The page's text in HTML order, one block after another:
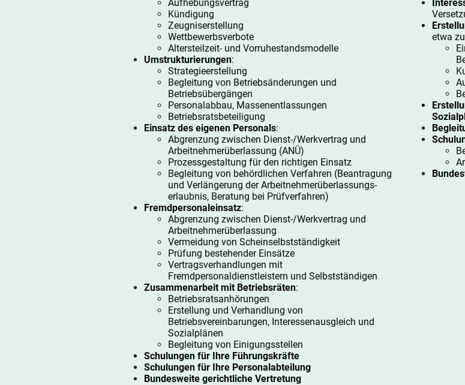
Aufhebungsvertrag
Kündigung
Zeugniserstellung
Wettbewerbsverbote
Altersteilzeit- und Vorruhestandsmodelle
Umstrukturierungen:
Strategieerstellung
Begleitung von Betriebsänderungen und
Betriebsübergängen
Personalabbau, Massenentlassungen
Betriebsratsbeteiligung
Einsatz des eigenen Personals:
Abgrenzung zwischen Dienst-/Werkvertrag und
Arbeitnehmerüberlassung (ANÜ)
Prozessgestaltung für den richtigen Einsatz
Begleitung von behördlichen Verfahren (Beantragung
und Verlängerung der Arbeitnehmerüberlassungs-
erlaubnis, Beratung bei Prüfverfahren)
Fremdpersonaleinsatz:
Abgrenzung zwischen Dienst-/Werkvertrag und
Arbeitnehmerüberlassung
Vermeidung von Scheinselbstständigkeit
Prüfung bestehender Einsätze
Vertragsverhandlungen mit
Fremdpersonaldienstleistern und Selbstständigen
Zusammenarbeit mit Betriebsräten:
Betriebsratsanhörungen
Erstellung und Verhandlung von
Betriebsvereinbarungen, Interessenausgleich und
Sozialplänen
Begleitung von Einigungsstellen
Schulungen für Ihre Führungskräfte
Schulungen für Ihre Personalabteilung
Bundesweite gerichtliche Vertretung
etwa